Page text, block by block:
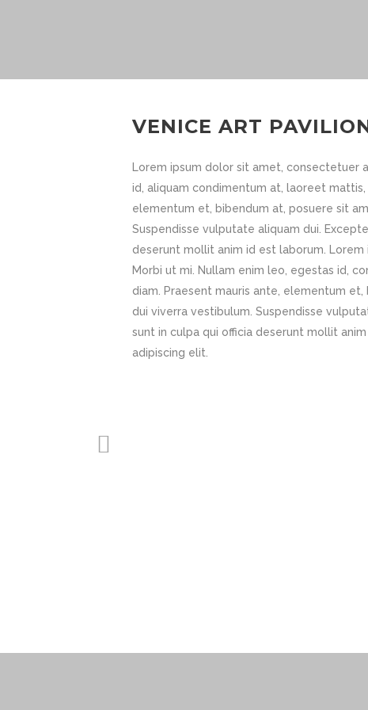
VENICE ART
Lorem ipsum dolor sit amet, consectetuer
id, aliquam condimentum at, laoreet
elementum et, bibendum at, posuere sit
Suspendisse vulputate aliquam dui.
deserunt mollit anim id est laborum.
Morbi ut mi. Nullam enim leo, egestas id,
diam. Praesent mauris ante, elementum
dui viverra vestibulum. Suspendisse
sunt in culpa qui officia deserunt mollit
adipiscing elit.